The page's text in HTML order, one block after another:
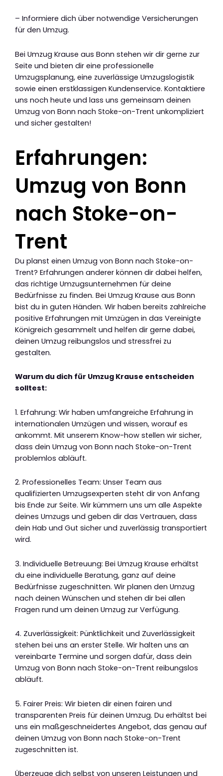
– Informiere dich über notwendige Versicherungen
für den Umzug.
Bei Umzug Krause aus Bonn stehen wir dir gerne zur
Seite und bieten dir eine professionelle
Umzugsplanung, eine zuverlässige Umzugslogistik
sowie einen erstklassigen Kundenservice. Kontaktiere
uns noch heute und lass uns gemeinsam deinen
Umzug von Bonn nach Stoke-on-Trent unkompliziert
und sicher gestalten!
Erfahrungen:
Umzug von Bonn
nach Stoke-on-
Trent
Du planst einen Umzug von Bonn nach Stoke-on-
Trent? Erfahrungen anderer können dir dabei helfen,
das richtige Umzugsunternehmen für deine
Bedürfnisse zu finden. Bei Umzug Krause aus Bonn
bist du in guten Händen. Wir haben bereits zahlreiche
positive Erfahrungen mit Umzügen in das Vereinigte
Königreich gesammelt und helfen dir gerne dabei,
deinen Umzug reibungslos und stressfrei zu
gestalten.
Warum du dich für Umzug Krause entscheiden
solltest:
1. Erfahrung: Wir haben umfangreiche Erfahrung in
internationalen Umzügen und wissen, worauf es
ankommt. Mit unserem Know-how stellen wir sicher,
dass dein Umzug von Bonn nach Stoke-on-Trent
problemlos abläuft.
2. Professionelles Team: Unser Team aus
qualifizierten Umzugsexperten steht dir von Anfang
bis Ende zur Seite. Wir kümmern uns um alle Aspekte
deines Umzugs und geben dir das Vertrauen, dass
dein Hab und Gut sicher und zuverlässig transportiert
wird.
3. Individuelle Betreuung: Bei Umzug Krause erhältst
du eine individuelle Beratung, ganz auf deine
Bedürfnisse zugeschnitten. Wir planen den Umzug
nach deinen Wünschen und stehen dir bei allen
Fragen rund um deinen Umzug zur Verfügung.
4. Zuverlässigkeit: Pünktlichkeit und Zuverlässigkeit
stehen bei uns an erster Stelle. Wir halten uns an
vereinbarte Termine und sorgen dafür, dass dein
Umzug von Bonn nach Stoke-on-Trent reibungslos
abläuft.
5. Fairer Preis: Wir bieten dir einen fairen und
transparenten Preis für deinen Umzug. Du erhältst bei
uns ein maßgeschneidertes Angebot, das genau auf
deinen Umzug von Bonn nach Stoke-on-Trent
zugeschnitten ist.
Überzeuge dich selbst von unseren Leistungen und